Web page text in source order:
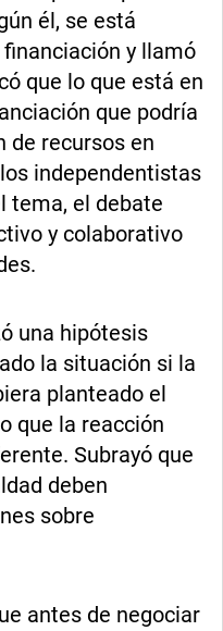
él, se está
y llamó
que lo que está en
que podría
de recursos en
independentistas
tema, el debate
y colaborativo
una hipótesis
la situación si la
planteado el
que la reacción
Subrayó que
deben
sobre
antes de negociar